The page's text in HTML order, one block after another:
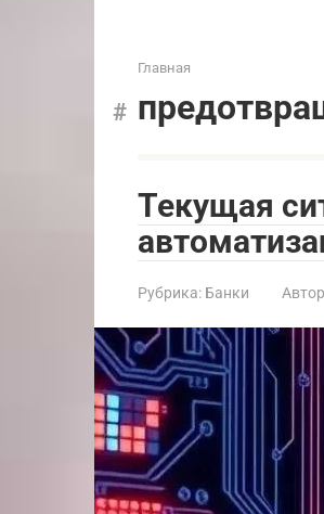
Главная
Текущая
Рубрика: Банки